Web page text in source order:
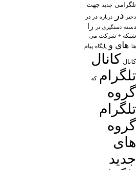
تلگرامی جدید جهت
دختر در درباره در در
دسته دستگیری در را
شبکه + شرکت می
ها های و پایگاه پیام
کانال کانال
تلگرام که
گروه
تلگرام
گروه
های
جدید